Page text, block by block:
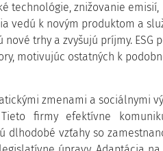
technológie, znižovanie emisií,
vedú k novým produktom a
trhy a zvyšujú príjmy. ESG
motivujúc ostatných k
zmenami a sociálnymi
firmy efektívne
dlhodobé vzťahy so